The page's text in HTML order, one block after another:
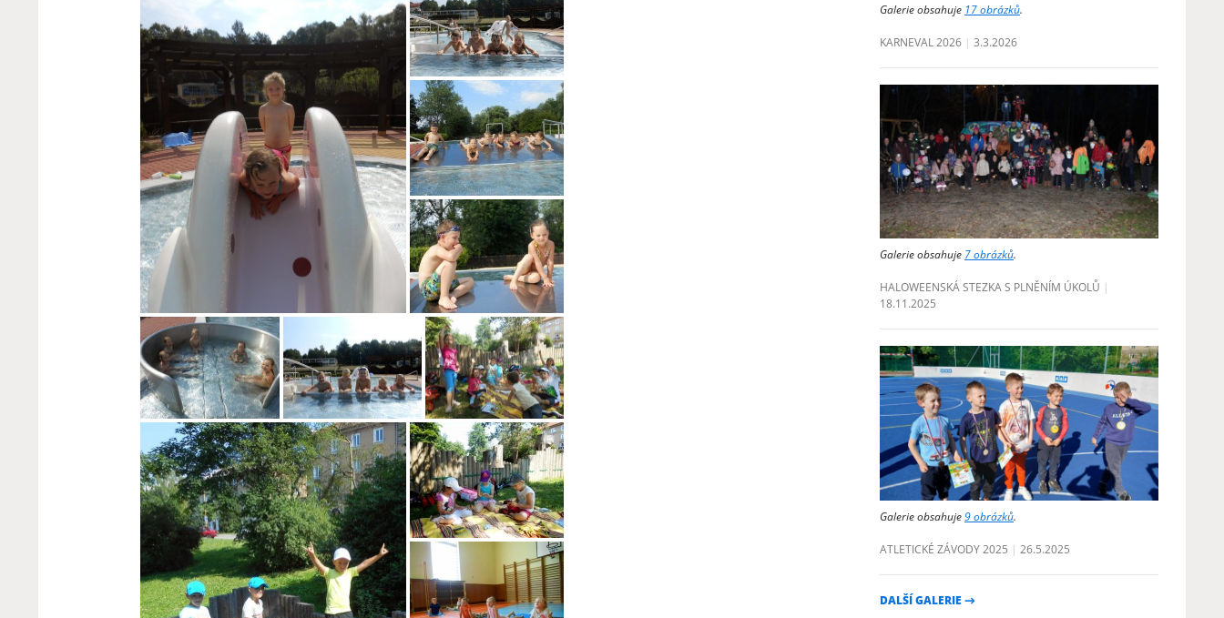
Galerie obsahuje 17 obrázků.
KARNEVAL 2026 3.3.2026
Galerie obsahuje 7 obrázků.
HALOWEENSKÁ STEZKA S PLNĚNÍM ÚKOLŮ
18.11.2025
Galerie obsahuje 9 obrázků.
ATLETICKÉ ZÁVODY 2025 26.5.2025
DALŠÍ GALERIE →